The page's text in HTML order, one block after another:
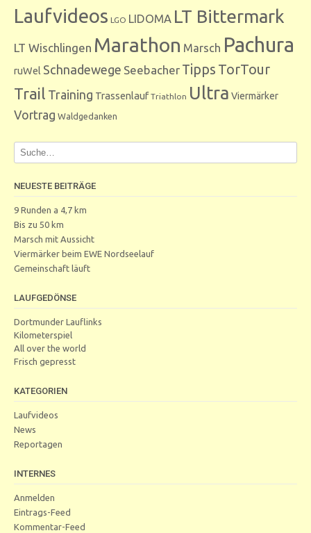
Laufvideos LGO LIDOMA LT Bittermark
LT Wischlingen Marathon Marsch Pachura
ruWel Schnadewege Seebacher Tipps TorTour
Trail Training Trassenlauf Triathlon Ultra Viermärker
Vortrag Waldgedanken
NEUESTE BEITRÄGE
9 Runden a 4,7 km
Bis zu 50 km
Marsch mit Aussicht
Viermärker beim EWE Nordseelauf
Gemeinschaft läuft
LAUFGEDÖNSE
Dortmunder Lauflinks
Kilometerspiel
All over the world
Frisch gepresst
KATEGORIEN
Laufvideos
News
Reportagen
INTERNES
Anmelden
Eintrags-Feed
Kommentar-Feed